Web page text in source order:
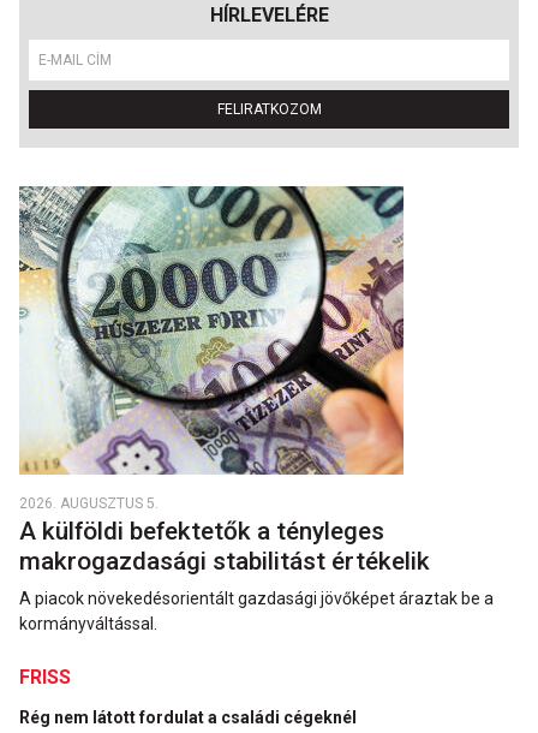
HÍRLEVELÉRE
FELIRATKOZOM
2026. AUGUSZTUS 5.
A külföldi befektetők a tényleges
makrogazdasági stabilitást értékelik
A piacok növekedésorientált gazdasági jövőképet áraztak be a
kormányváltással.
FRISS
Rég nem látott fordulat a családi cégeknél